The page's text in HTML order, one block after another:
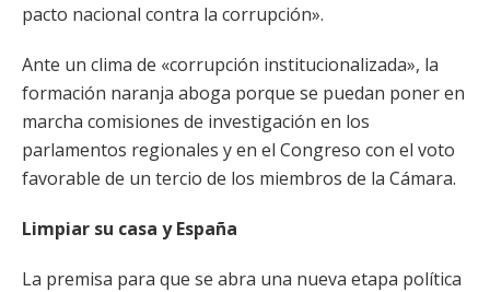
pacto nacional contra la corrupción».
Ante un clima de «corrupción institucionalizada», la
formación naranja aboga porque se puedan poner en
marcha comisiones de investigación en los
parlamentos regionales y en el Congreso con el voto
favorable de un tercio de los miembros de la Cámara.
Limpiar su casa y España
La premisa para que se abra una nueva etapa política